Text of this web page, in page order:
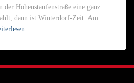
Hohenstaufenstraße eine ganz
dann ist Winterdorf-Zeit. Am